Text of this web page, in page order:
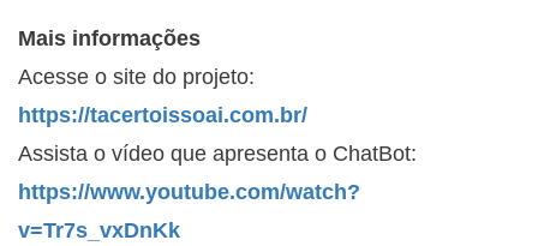
Mais informações
Acesse o site do projeto:
https://tacertoissoai.com.br/
Assista o vídeo que apresenta o ChatBot:
https://www.youtube.com/watch?
v=Tr7s_vxDnKk